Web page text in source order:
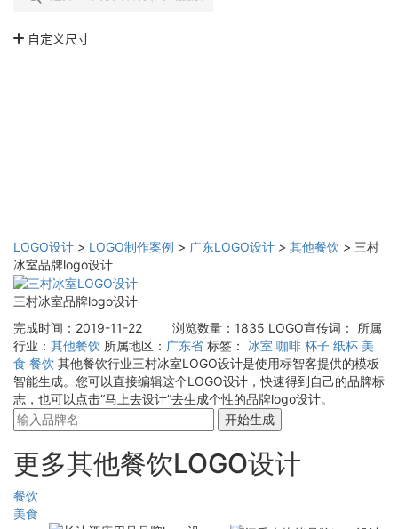
LOGO设计 > LOGO制作案例 > 广东LOGO设计 > 其他餐饮 > 三村
冰室品牌logo设计
三村冰室品牌logo设计
完成时间：2019-11-22
浏览数量：1835 LOGO宣传词：
所属
行业： 其他餐饮 所属地区： 广东省 标签： 冰室 咖啡 杯子 纸杯 美
食 餐饮 其他餐饮行业三村冰室LOGO设计是使用标智客提供的模板
智能生成。您可以直接编辑这个LOGO设计，快速得到自己的品牌标
志，也可以点击“马上去设计”去生成个性的品牌logo设计。
开始生成
更多其他餐饮LOGO设计
餐饮
美食